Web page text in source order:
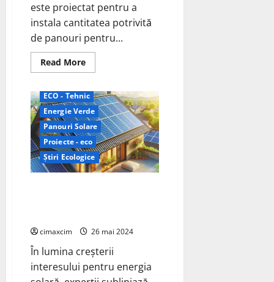
este proiectat pentru a
instala cantitatea potrivită
de panouri pentru...
Read MoreRead
more
Sistemului
Solar:
Adăugarea
de
Panouri
Solare
la
Invertorul
Existent
ECO - Tehnic
Energie Verde
Panouri Solare
Proiecte - eco
Știri Ecologice
cimaxcim 26 mai 2024
În lumina creșterii
interesului pentru energia